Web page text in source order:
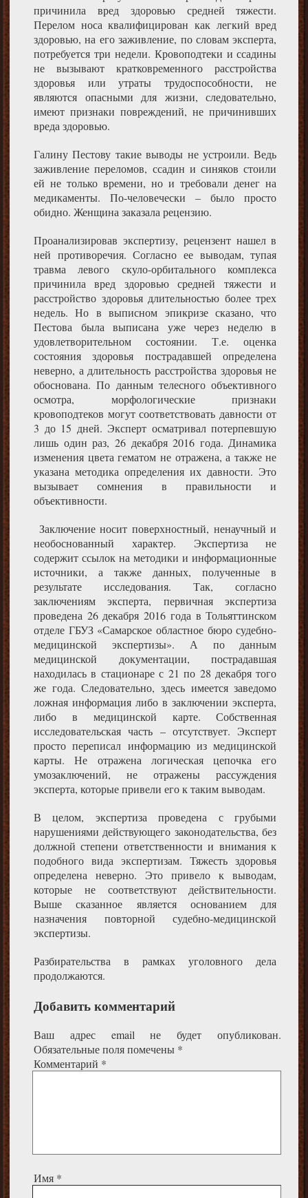
причинила вред здоровью средней тяжести.
Перелом носа квалифицирован как легкий вред
здоровью, на его заживление, по словам эксперта,
потребуется три недели. Кровоподтеки и ссадины
не вызывают кратковременного расстройства
здоровья или утраты трудоспособности, не
являются опасными для жизни, следовательно,
имеют признаки повреждений, не причинивших
вреда здоровью.
Галину Пестову такие выводы не устроили. Ведь
заживление переломов, ссадин и синяков стоили
ей не только времени, но и требовали денег на
медикаменты. По-человечески – было просто
обидно. Женщина заказала рецензию.
Проанализировав экспертизу, рецензент нашел в
ней противоречия. Согласно ее выводам, тупая
травма левого скуло-орбитального комплекса
причинила вред здоровью средней тяжести и
расстройство здоровья длительностью более трех
недель. Но в выписном эпикризе сказано, что
Пестова была выписана уже через неделю в
удовлетворительном состоянии. Т.е. оценка
состояния здоровья пострадавшей определена
неверно, а длительность расстройства здоровья не
обоснована. По данным телесного объективного
осмотра, морфологические признаки
кровоподтеков могут соответствовать давности от
3 до 15 дней. Эксперт осматривал потерпевшую
лишь один раз, 26 декабря 2016 года. Динамика
изменения цвета гематом не отражена, а также не
указана методика определения их давности. Это
вызывает сомнения в правильности и
объективности.
Заключение носит поверхностный, ненаучный и
необоснованный характер. Экспертиза не
содержит ссылок на методики и информационные
источники, а также данных, полученные в
результате исследования. Так, согласно
заключениям эксперта, первичная экспертиза
проведена 26 декабря 2016 года в Тольяттинском
отделе ГБУЗ «Самарское областное бюро судебно-
медицинской экспертизы». А по данным
медицинской документации, пострадавшая
находилась в стационаре с 21 по 28 декабря того
же года. Следовательно, здесь имеется заведомо
ложная информация либо в заключении эксперта,
либо в медицинской карте. Собственная
исследовательская часть – отсутствует. Эксперт
просто переписал информацию из медицинской
карты. Не отражена логическая цепочка его
умозаключений, не отражены рассуждения
эксперта, которые привели его к таким выводам.
В целом, экспертиза проведена с грубыми
нарушениями действующего законодательства, без
должной степени ответственности и внимания к
подобного вида экспертизам. Тяжесть здоровья
определена неверно. Это привело к выводам,
которые не соответствуют действительности.
Выше сказанное является основанием для
назначения повторной судебно-медицинской
экспертизы.
Разбирательства в рамках уголовного дела
продолжаются.
Добавить комментарий
Ваш адрес email не будет опубликован.
Обязательные поля помечены *
Комментарий *
Имя *